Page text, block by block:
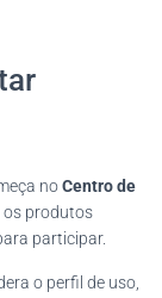
noCentro de
os produtos
participar.
o perfil de uso,